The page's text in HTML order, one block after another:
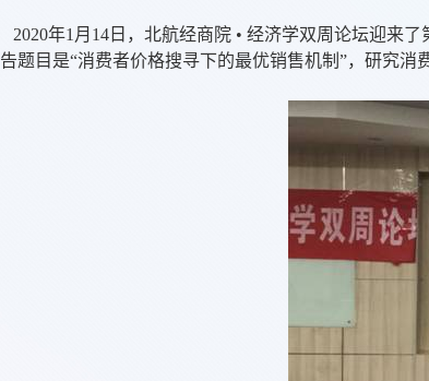
2020年1 月 14 日，北航经商院 • 经济学双周论坛迎来了
告题目是“消费者价格搜寻下的最优销售机制”，研究消